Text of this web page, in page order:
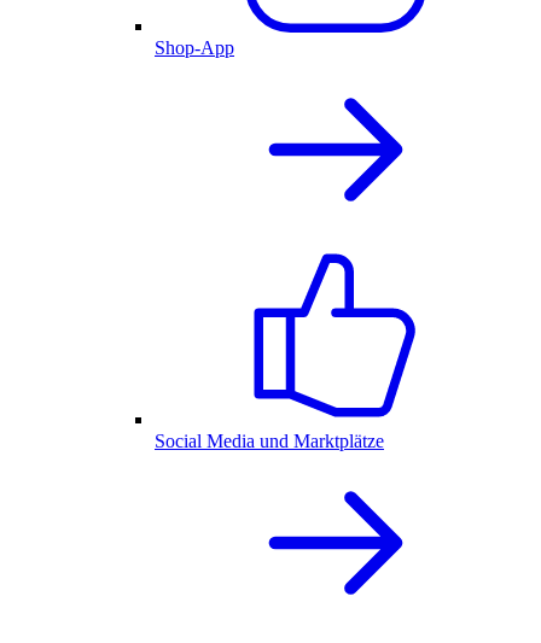
Shop-App
Social Media und Marktplätze